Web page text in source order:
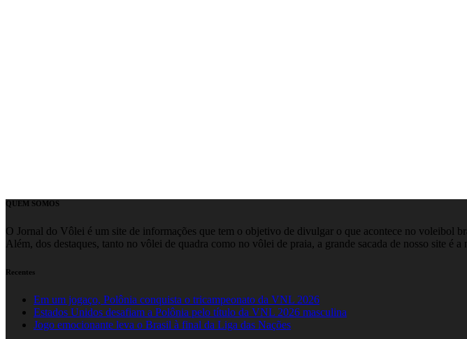
QUEM SOMOS
O Jornal do Vôlei é um site de informações que tem o objetivo de divulgar o que acontece no voleibol
Além, dos destaques, tanto no vôlei de quadra como no vôlei de praia, a grande sacada de nosso site é a
Recentes
Em um jogaço, Polônia conquista o tricampeonato da VNL 2026
Estados Unidos desafiam a Polônia pelo título da VNL 2026 masculina
Jogo emocionante leva o Brasil à final da Liga das Nações